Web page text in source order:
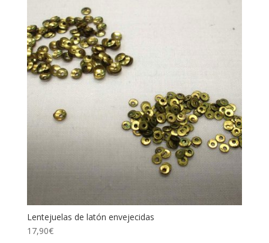
Lentejuelas de latón envejecidas
17,90€